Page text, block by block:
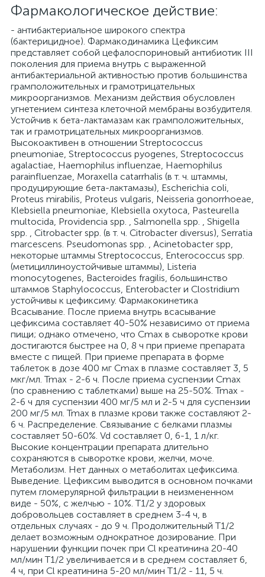
Фармакологическое действие:
- антибактериальное широкого спектра
(бактерицидное). Фармакодинамика Цефиксим
представляет собой цефалоспориновый антибиотик III
поколения для приема внутрь с выраженной
антибактериальной активностью против большинства
грамположительных и грамотрицательных
микроорганизмов. Механизм действия обусловлен
угнетением синтеза клеточной мембраны возбудителя.
Устойчив к бета-лактамазам как грамположительных,
так и грамотрицательных микроорганизмов.
Высокоактивен в отношении Streptococcus
pneumoniae, Streptococcus pyogenes, Streptococcus
agalactiae, Haemophilus influenzae, Haemophilus
parainfluenzae, Moraxella catarrhalis (в т. ч. штаммы,
продуцирующие бета-лактамазы), Escherichia coli,
Proteus mirabilis, Proteus vulgaris, Neisseria gonorrhoeae,
Klebsiella pneumoniae, Klebsiella oxytoca, Pasteurella
multocida, Providencia spp. , Salmonella spp. , Shigella
spp. , Citrobacter spp. (в т. ч. Citrobacter diversus), Serratia
marcescens. Pseudomonas spp. , Acinetobacter spp,
некоторые штаммы Streptococcus, Enterococcus spp.
(метициллиноустойчивые штаммы), Listeria
monocytogenes, Bacteroides fragilis, большинство
штаммов Staphylococcus, Enterobacter и Clostridium
устойчивы к цефиксиму. Фармакокинетика
Всасывание. После приема внутрь всасывание
цефиксима составляет 40-50% независимо от приема
пищи; однако отмечено, что Cmax в сыворотке крови
достигаются быстрее на 0, 8 ч при приеме препарата
вместе с пищей. При приеме препарата в форме
таблеток в дозе 400 мг Cmax в плазме составляет 3, 5
мкг/мл. Tmax - 2-6 ч. После приема суспензии Cmax
(по сравнению с таблетками) выше на 25-50%. Tmax -
2-6 ч для суспензии 400 мг/5 мл и 2-5 ч для суспензии
200 мг/5 мл. Tmax в плазме крови также составляют 2-
6 ч. Распределение. Связывание с белками плазмы
составляет 50-60%. Vd составляет 0, 6-1, 1 л/кг.
Высокие концентрации препарата длительно
сохраняются в сыворотке крови, желчи, моче.
Метаболизм. Нет данных о метаболитах цефиксима.
Выведение. Цефиксим выводится в основном почками
путем гломерулярной фильтрации в неизмененном
виде - 50%, с желчью - 10%. T1/2 у здоровых
добровольцев составляет в среднем 3-4 ч, в
отдельных случаях - до 9 ч. Продолжительный T1/2
делает возможным однократное дозирование. При
нарушении функции почек при Cl креатинина 20-40
мл/мин T1/2 увеличивается и в среднем составляет 6,
4 ч, при Cl креатинина 5-20 мл/мин T1/2 - 11, 5 ч.